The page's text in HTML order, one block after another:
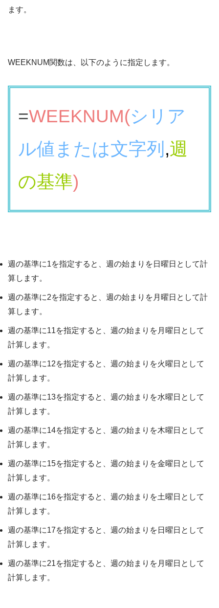
ます。
WEEKNUM関数は、以下のように指定します。
=WEEKNUM(シリア
ル値または文字列 ,週
の基準)
週の基準に1を指定すると、週の始まりを日曜日として計
算します。
週の基準に2を指定すると、週の始まりを月曜日として計
算します。
週の基準に11を指定すると、週の始まりを月曜日として
計算します。
週の基準に12を指定すると、週の始まりを火曜日として
計算します。
週の基準に13を指定すると、週の始まりを水曜日として
計算します。
週の基準に14を指定すると、週の始まりを木曜日として
計算します。
週の基準に15を指定すると、週の始まりを金曜日として
計算します。
週の基準に16を指定すると、週の始まりを土曜日として
計算します。
週の基準に17を指定すると、週の始まりを日曜日として
計算します。
週の基準に21を指定すると、週の始まりを月曜日として
計算します。